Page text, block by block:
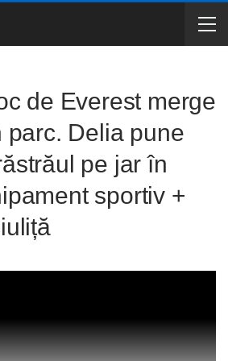
de Everest merge
parc. Delia pune
pe jar în
sportiv +